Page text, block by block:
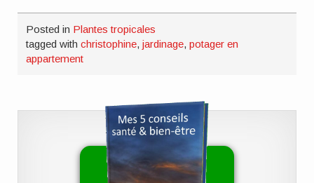
Posted in Plantes tropicales
tagged withchristophine,jardinage,potager en
appartement